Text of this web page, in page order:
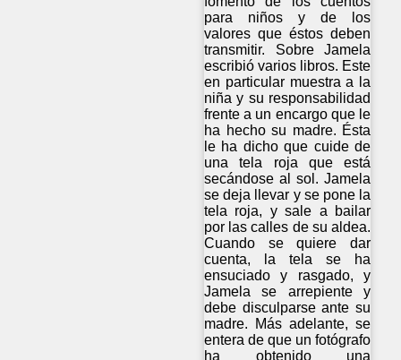
para niños y de los
valores que éstos deben
transmitir. Sobre Jamela
escribió varios libros. Este
en particular muestra a la
niña y su responsabilidad
frente a un encargo que le
ha hecho su madre. Ésta
le ha dicho que cuide de
una tela roja que está
secándose al sol. Jamela
se deja llevar y se pone la
tela roja, y sale a bailar
por las calles de su aldea.
Cuando se quiere dar
cuenta, la tela se ha
ensuciado y rasgado, y
Jamela se arrepiente y
debe disculparse ante su
madre. Más adelante, se
entera de que un fotógrafo
ha obtenido una